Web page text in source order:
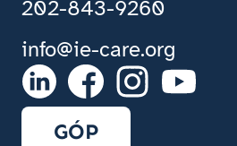
202-843-9260
info@ie-care.org
GÓP